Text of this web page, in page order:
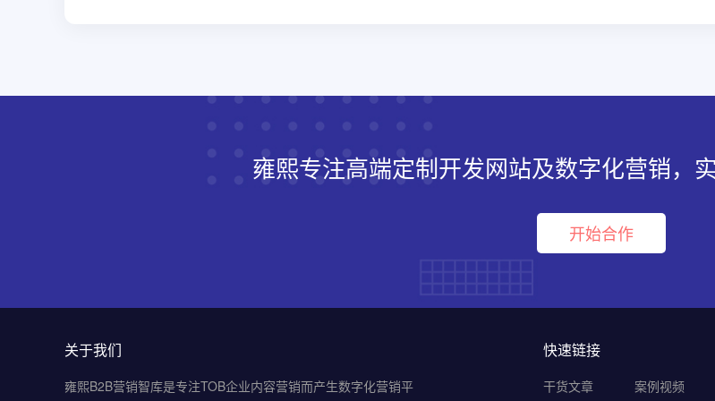
雍熙专注高端定制开发网站及数字化营销，
开始合作
关于我们
雍熙B2B营销智库是专注TOB企业内容营销而产生数字化营销平
快速链接
干货文章 案例视频